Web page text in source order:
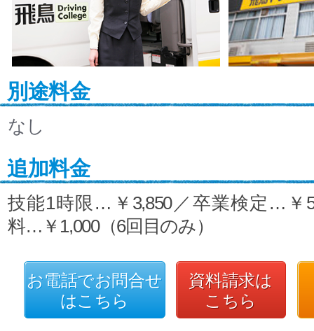
別途料金
なし
追加料金
技能1時限…￥3,850／卒業検定…￥
料…￥1,000（6回目のみ）
お電話でお問合せ
はこちら
資料請求は
こちら